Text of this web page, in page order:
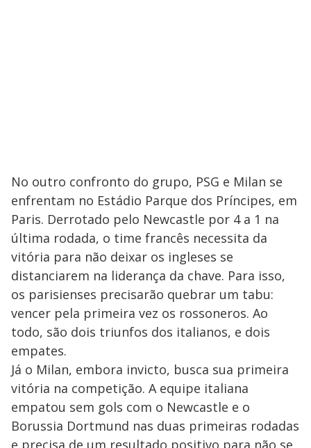
No outro confronto do grupo, PSG e Milan se
enfrentam no Estádio Parque dos Príncipes, em
Paris. Derrotado pelo Newcastle por 4 a 1 na
última rodada, o time francês necessita da
vitória para não deixar os ingleses se
distanciarem na liderança da chave. Para isso,
os parisienses precisarão quebrar um tabu:
vencer pela primeira vez os rossoneros. Ao
todo, são dois triunfos dos italianos, e dois
empates.
Já o Milan, embora invicto, busca sua primeira
vitória na competição. A equipe italiana
empatou sem gols com o Newcastle e o
Borussia Dortmund nas duas primeiras rodadas
e precisa de um resultado positivo para não se